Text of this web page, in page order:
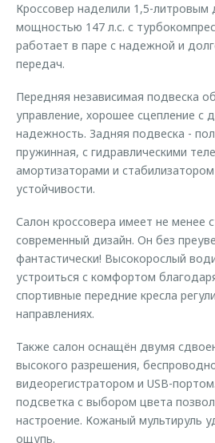
Кроссовер наделили 1,5-литровым
мощностью 147 л.с. с
работает в паре с надежной и
передач.
Передняя независимая подвеска
управление, хорошее сцепление с
надежность. Задняя подвеска -
пружинная, с гидравлическими
амортизаторами и
устойчивости.
Салон кроссовера имеет не менее
современный дизайн. Он без
фантастически! Высокорослый
устроиться с комфортом
спортивные передние кресла
направлениях.
Также салон оснащён двумя
высокого разрешения,
видеорегистратором и USB-
подсветка с выбором цвета
настроение. Кожаный мультируль
ощупь.